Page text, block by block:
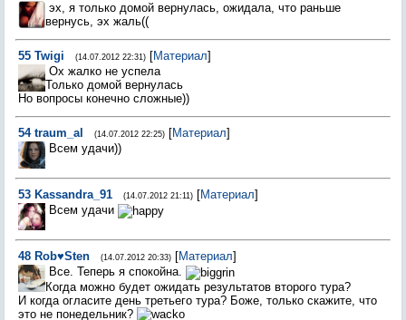
эх, я только домой вернулась, ожидала, что раньше
вернусь, эх жаль((
55 Twigi (14.07.2012 22:31) [Материал]
Ох жалко не успела
Только домой вернулась
Но вопросы конечно сложные))
54 traum_al (14.07.2012 22:25) [Материал]
Всем удачи))
53 Kassandra_91 (14.07.2012 21:11) [Материал]
Всем удачи
48 Rob♥Sten (14.07.2012 20:33) [Материал]
Все. Теперь я спокойна.
Когда можно будет ожидать результатов второго тура?
И когда огласите день третьего тура? Боже, только скажите, что
это не понедельник?